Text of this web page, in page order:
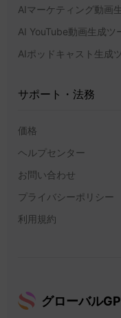
AIマーケティング動画
AI YouTube動画生成ツ
AIポッドキャスト生成
サポート・法務
価格
ヘルプセンター
お問い合わせ
プライバシーポリシー
利用規約
グローバル